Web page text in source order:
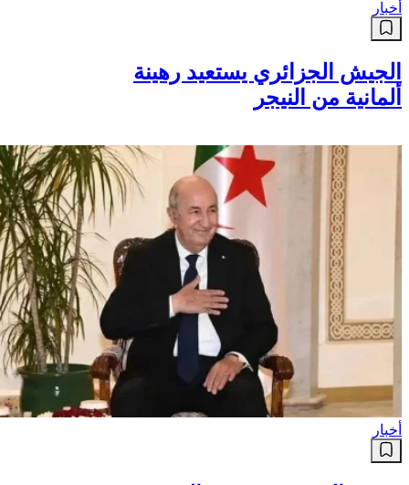
أخبار
الجيش الجزائري يستعيد رهينة
أخبار